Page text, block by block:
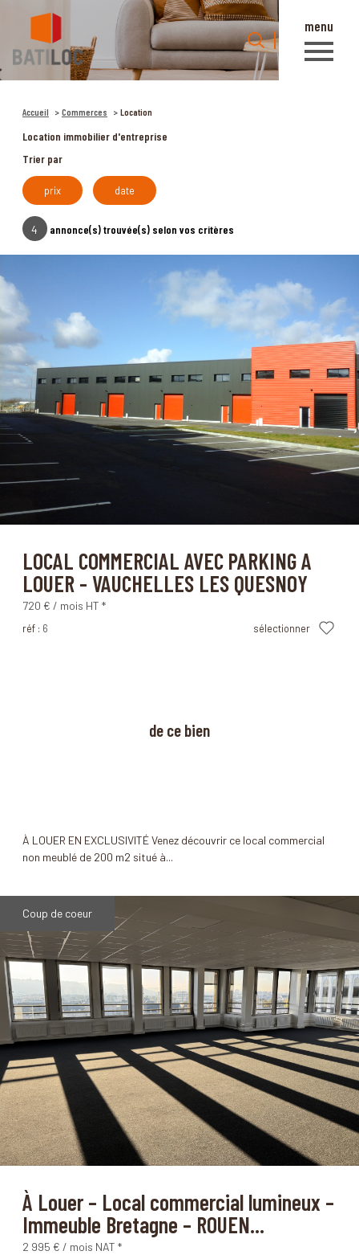
menu
Accueil
0
Accueil Commerces Location
Location immobilier d'entreprise
Trier par
prix date
4 annonce(s) trouvée(s) selon vos critères
de ce bien
À LOUER EN EXCLUSIVITÉ Venez découvrir ce local commercial
non meublé de 200 m2 situé à...
LOCAL COMMERCIAL AVEC PARKING A
LOUER - VAUCHELLES LES QUESNOY
720 € / mois HT *
réf : 6 sélectionner
Coup de coeur
À Louer – Local commercial lumineux –
Immeuble Bretagne – ROUEN...
2 995 € / mois NAT *